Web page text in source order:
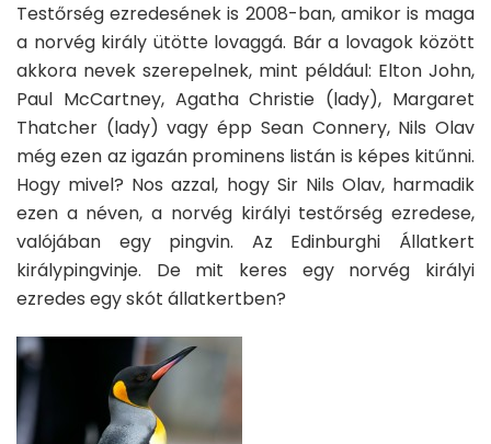
Testőrség ezredesének is 2008-ban, amikor is maga
a norvég király ütötte lovaggá. Bár a lovagok között
akkora nevek szerepelnek, mint például: Elton John,
Paul McCartney, Agatha Christie (lady), Margaret
Thatcher (lady) vagy épp Sean Connery, Nils Olav
még ezen az igazán prominens listán is képes kitűnni.
Hogy mivel? Nos azzal, hogy Sir Nils Olav, harmadik
ezen a néven, a norvég királyi testőrség ezredese,
valójában egy pingvin. Az Edinburghi Állatkert
királypingvinje. De mit keres egy norvég királyi
ezredes egy skót állatkertben?